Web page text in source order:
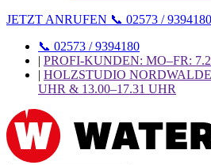
JETZT ANRUFEN 📞 02573 / 9394180
📞 02573 / 9394180
| PROFI-KUNDEN: MO–FR:
| HOLZSTUDIO
UHR & 13.00–17.31 UHR